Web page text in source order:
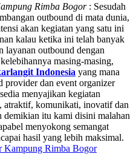
Rimba Bogor: Sesudah
outbound di mata dunia,
akan kegiatan yang satu ini
kalau ketika ini telah banyak
layanan outbound dengan
masing-masing,
Indonesia yang mana
provider dan event organizer
menyajikan kegiatan
atraktif, komunikati, inovatif dan
demikian itu kami disini malahan
menyokong semangat
hasil yang lebih maksimal.